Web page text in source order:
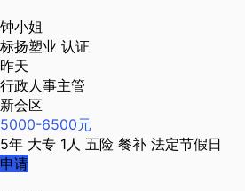
钟小姐
标扬塑业 认证
昨天
行政人事主管
新会区
5000-6500元
5年 大专 1人 五险 餐补 法定节假日
申请